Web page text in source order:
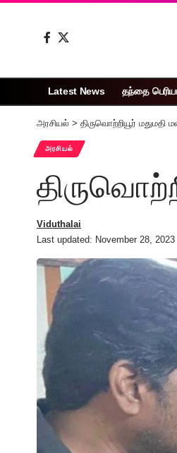
Latest News தந்தை
அரசியல் > திருவொற்றியூர்
அரசியல்
Last updated: November 28,
Viduthalai